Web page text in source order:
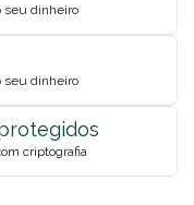
seu dinheiro
seu dinheiro
criptografia